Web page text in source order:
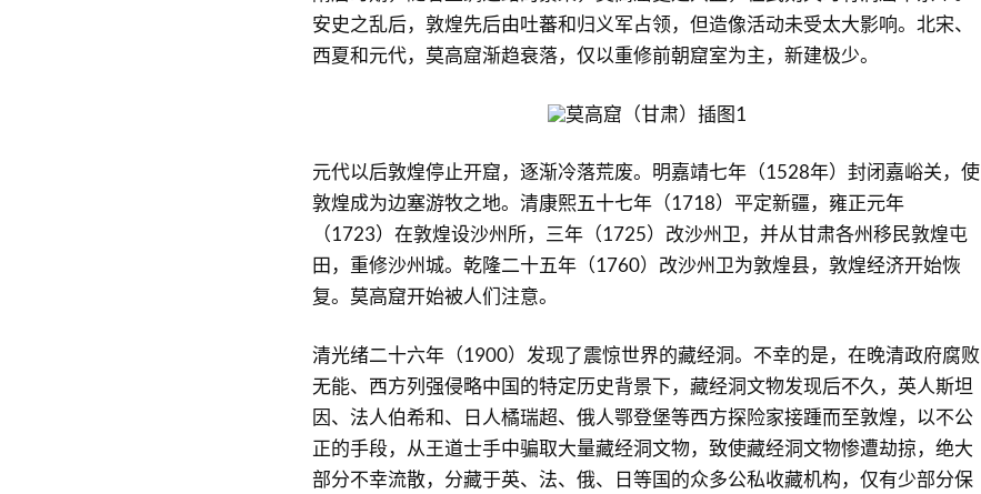
安史之乱后，敦煌先后由吐蕃和归义军占领，但造像活动未受太大影响。北宋、
西夏和元代，莫高窟渐趋衰落，仅以重修前朝窟室为主，新建极少。
元代以后敦煌停止开窟，逐渐冷落荒废。明嘉靖七年（1528年）封闭嘉峪关，使
敦煌成为边塞游牧之地。清康熙五十七年（1718）平定新疆，雍正元年
（1723）在敦煌设沙州所，三年（1725）改沙州卫，并从甘肃各州移民敦煌屯
田，重修沙州城。乾隆二十五年（1760）改沙州卫为敦煌县，敦煌经济开始恢
复。莫高窟开始被人们注意。
清光绪二十六年（1900）发现了震惊世界的藏经洞。不幸的是，在晚清政府腐败
无能、西方列强侵略中国的特定历史背景下，藏经洞文物发现后不久，英人斯坦
因、法人伯希和、日人橘瑞超、俄人鄂登堡等西方探险家接踵而至敦煌，以不公
正的手段，从王道士手中骗取大量藏经洞文物，致使藏经洞文物惨遭劫掠，绝大
部分不幸流散，分藏于英、法、俄、日等国的众多公私收藏机构，仅有少部分保